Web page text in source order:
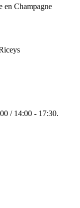
en Champagne
/ 14:00 - 17:30.